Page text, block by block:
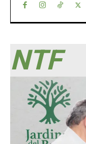
NTF